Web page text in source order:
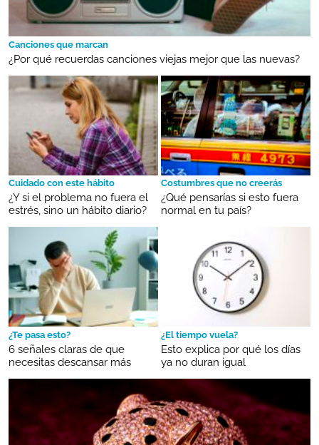
Canciones que marcan
¿Por qué recuerdas canciones viejas mejor que las nuevas?
Cuidado con este hábito
¿Y si el problema no fuera el
estrés, sino un hábito diario?
Costumbres que no creerás
¿Qué pensarías si esto fuera
normal en tu país?
¿Te pasa esto?
6 señales claras de que
necesitas descansar más
¿El tiempo vuela?
Esto explica por qué los días
ya no duran igual